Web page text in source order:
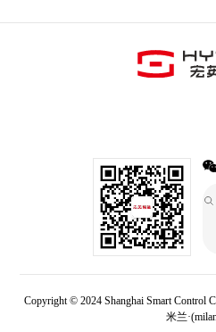
Copyright © 2024 Shanghai Smart Control
米兰